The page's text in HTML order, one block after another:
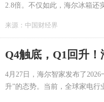
2.8倍。不仅如此，海尔冰箱还
来源： 中国财经界
Q4触底，Q1回升
4月27日，海尔智家发布了
升”的态势。当前，全球家电